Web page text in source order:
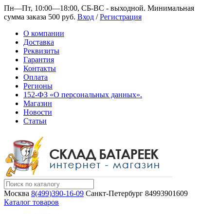
Пн—Пт, 10:00—18:00, СБ-ВС - выходной. Минимальная
сумма заказа 500 руб. Вход /Регистрация
О компании
Доставка
Реквизиты
Гарантия
Контакты
Оплата
Регионы
152-ФЗ «О персональных данных».
Магазин
Новости
Статьи
Москва 8(499)390-16-09 Санкт-Петербург 84993901609
Каталог товаров